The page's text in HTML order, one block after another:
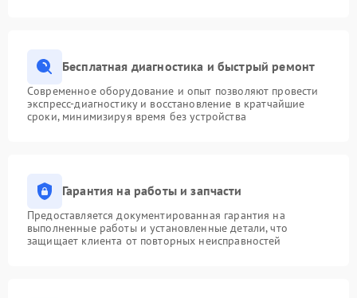
Бесплатная диагностика и быстрый ремонт
Современное оборудование и опыт позволяют провести
экспресс-диагностику и восстановление в кратчайшие
сроки, минимизируя время без устройства
Гарантия на работы и запчасти
Предоставляется документированная гарантия на
выполненные работы и установленные детали, что
защищает клиента от повторных неисправностей